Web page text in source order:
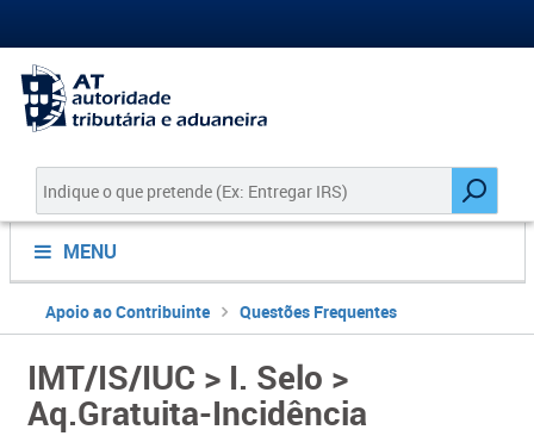
MENU
Apoio ao Contribuinte Questões Frequentes
IMT/IS/IUC > I. Selo >
Aq.Gratuita-Incidência